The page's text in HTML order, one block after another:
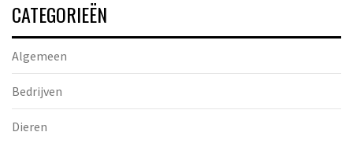
CATEGORIEËN
Algemeen
Bedrijven
Dieren